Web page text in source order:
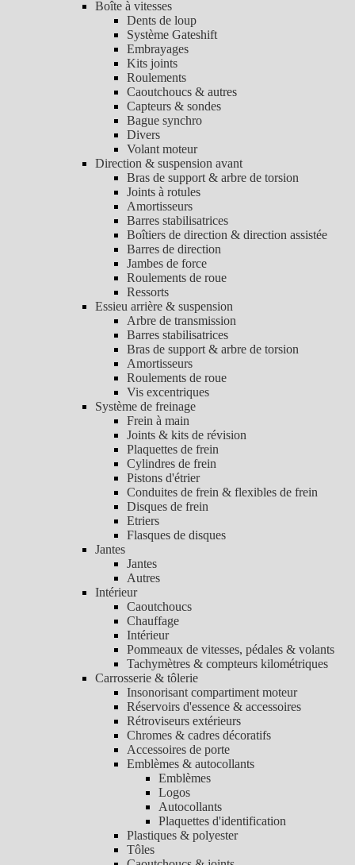
Boîte à vitesses
Dents de loup
Système Gateshift
Embrayages
Kits joints
Roulements
Caoutchoucs & autres
Capteurs & sondes
Bague synchro
Divers
Volant moteur
Direction & suspension avant
Bras de support & arbre de torsion
Joints à rotules
Amortisseurs
Barres stabilisatrices
Boîtiers de direction & direction assistée
Barres de direction
Jambes de force
Roulements de roue
Ressorts
Essieu arrière & suspension
Arbre de transmission
Barres stabilisatrices
Bras de support & arbre de torsion
Amortisseurs
Roulements de roue
Vis excentriques
Système de freinage
Frein à main
Joints & kits de révision
Plaquettes de frein
Cylindres de frein
Pistons d'étrier
Conduites de frein & flexibles de frein
Disques de frein
Etriers
Flasques de disques
Jantes
Jantes
Autres
Intérieur
Caoutchoucs
Chauffage
Intérieur
Pommeaux de vitesses, pédales & volants
Tachymètres & compteurs kilométriques
Carrosserie & tôlerie
Insonorisant compartiment moteur
Réservoirs d'essence & accessoires
Rétroviseurs extérieurs
Chromes & cadres décoratifs
Accessoires de porte
Emblèmes & autocollants
Emblèmes
Logos
Autocollants
Plaquettes d'identification
Plastiques & polyester
Tôles